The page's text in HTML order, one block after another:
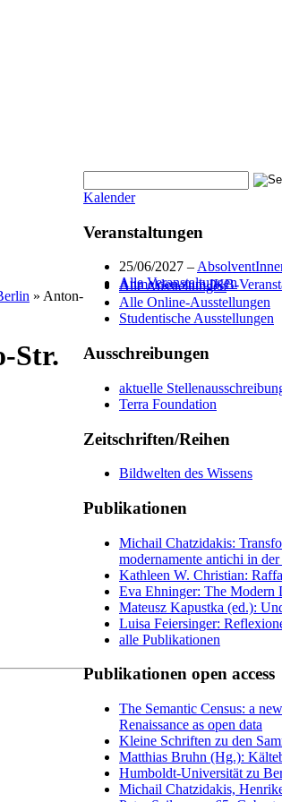
» Anton-
Str.
Kalender
Veranstaltungen
25/06/2027 –
Alle Veranstaltungen
Anmelden zum IKB-
Alle Ausstellungen
Alle Online-Ausstellungen
Studentische Ausstellungen
Ausschreibungen
aktuelle
Terra Foundation
Zeitschriften/Reihen
Bildwelten des Wissens
Publikationen
Michail Chatzidakis:
modernamente antichi in
Kathleen W. Christian:
Eva Ehninger: The Modern
Mateusz Kapustka (ed.):
Luisa Feiersinger:
alle Publikationen
Publikationen open access
The Semantic Census: a
Renaissance as open data
Kleine Schriften zu den
Matthias Bruhn (Hg.):
Humboldt-Universität zu
Michail Chatzidakis,